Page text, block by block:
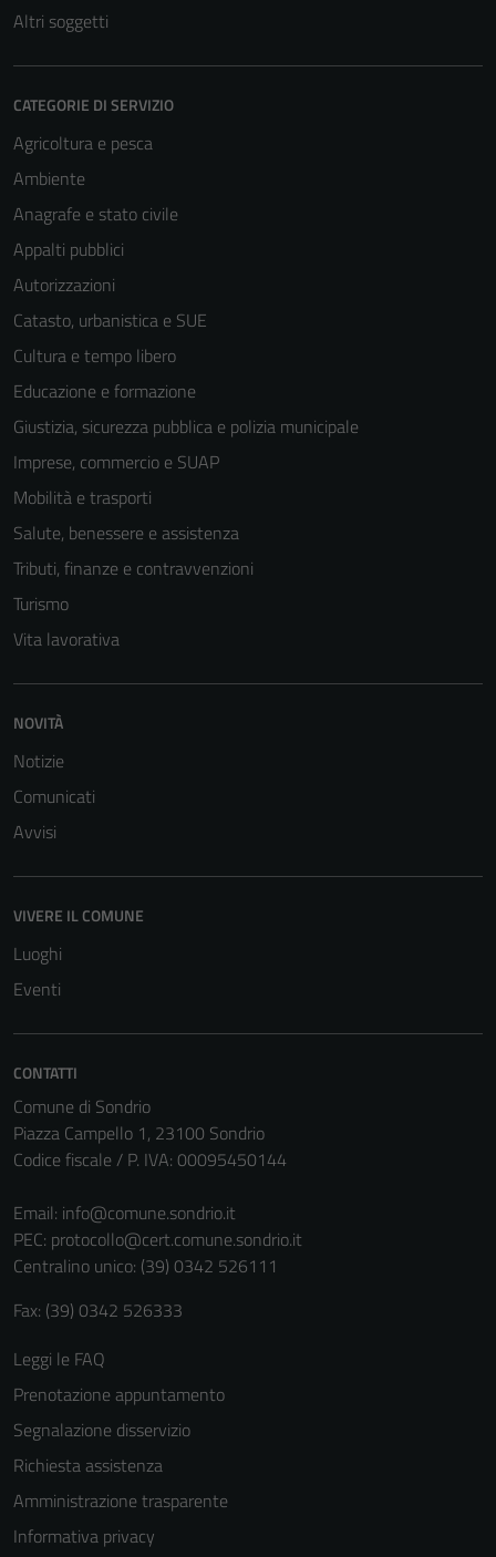
Altri soggetti
CATEGORIE DI SERVIZIO
Agricoltura e pesca
Ambiente
Anagrafe e stato civile
Appalti pubblici
Autorizzazioni
Catasto, urbanistica e SUE
Cultura e tempo libero
Educazione e formazione
Giustizia, sicurezza pubblica e polizia municipale
Imprese, commercio e SUAP
Mobilità e trasporti
Salute, benessere e assistenza
Tributi, finanze e contravvenzioni
Turismo
Vita lavorativa
NOVITÀ
Notizie
Comunicati
Avvisi
VIVERE IL COMUNE
Luoghi
Eventi
CONTATTI
Comune di Sondrio
Piazza Campello 1, 23100 Sondrio
Codice fiscale / P. IVA: 00095450144
Email: info@comune.sondrio.it
PEC: protocollo@cert.comune.sondrio.it
Centralino unico: (39) 0342 526111
Fax: (39) 0342 526333
Leggi le FAQ
Prenotazione appuntamento
Segnalazione disservizio
Richiesta assistenza
Amministrazione trasparente
Informativa privacy
sono necessari